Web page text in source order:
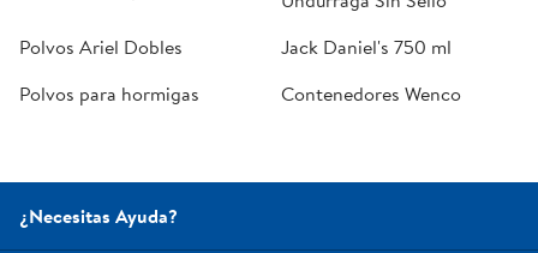
Polvos Ariel Dobles
Jack Daniel's 750 ml
Polvos para hormigas
Contenedores Wenco
¿Necesitas Ayuda?